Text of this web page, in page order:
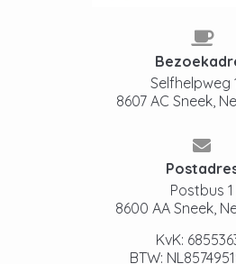
Selfhelpweg
8607 AC Sneek,
Postbus 1
8600 AA Sneek,
KvK:
BTW: